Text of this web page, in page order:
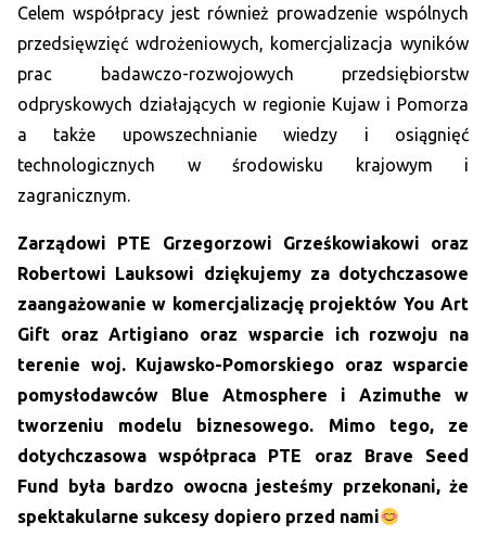
Celem współpracy jest również prowadzenie wspólnych
przedsięwzięć wdrożeniowych, komercjalizacja wyników
prac badawczo-rozwojowych przedsiębiorstw
odpryskowych działających w regionie Kujaw i Pomorza
a także upowszechnianie wiedzy i osiągnięć
technologicznych w środowisku krajowym i
zagranicznym.
Zarządowi PTE Grzegorzowi Grześkowiakowi oraz
Robertowi Lauksowi dziękujemy za dotychczasowe
zaangażowanie w komercjalizację projektów You Art
Gift oraz Artigiano oraz wsparcie ich rozwoju na
terenie woj. Kujawsko-Pomorskiego oraz wsparcie
pomysłodawców Blue Atmosphere i Azimuthe w
tworzeniu modelu biznesowego. Mimo tego, ze
dotychczasowa współpraca PTE oraz Brave Seed
Fund była bardzo owocna jesteśmy przekonani, że
spektakularne sukcesy dopiero przed nami